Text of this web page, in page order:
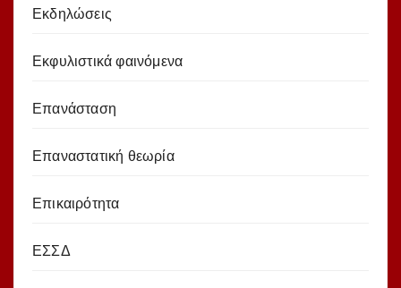
Εκδηλώσεις
Εκφυλιστικά φαινόμενα
Επανάσταση
Επαναστατική θεωρία
Επικαιρότητα
ΕΣΣΔ